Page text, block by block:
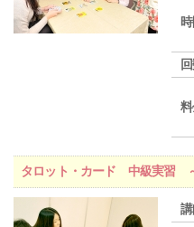
タロット・カード 中級実習